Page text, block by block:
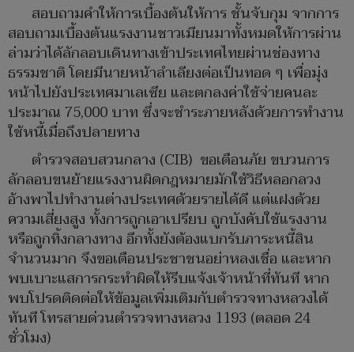
สอบถามคำให้การเบื้องต้นให้การ ชั้นจับกุม จากการ
สอบถามเบื้องต้นแรงงานชาวเมียนมาทั้งหมดให้การผ่าน
ล่ามว่าได้ลักลอบเดินทางเข้าประเทศไทยผ่านช่องทาง
ธรรมชาติ โดยมีนายหน้าลำเลียงต่อเป็นทอด ๆ เพื่อมุ่ง
หน้าไปยังประเทศมาเลเซีย และตกลงค่าใช้จ่ายคนละ
ประมาณ 75,000 บาท ซึ่งจะชำระภายหลังด้วยการทำงาน
ใช้หนี้เมื่อถึงปลายทาง
ตำรวจสอบสวนกลาง (CIB) ขอเตือนภัย ขบวนการ
ลักลอบขนย้ายแรงงานผิดกฎหมายมักใช้วิธีหลอกลวง
อ้างพาไปทำงานต่างประเทศด้วยรายได้ดี แต่แฝงด้วย
ความเสี่ยงสูง ทั้งการถูกเอาเปรียบ ถูกบังคับใช้แรงงาน
หรือถูกทิ้งกลางทาง อีกทั้งยังต้องแบกรับภาระหนี้สิน
จำนวนมาก จึงขอเตือนประชาชนอย่าหลงเชื่อ และหาก
พบเบาะแสการกระทำผิดให้รีบแจ้งเจ้าหน้าที่ทันที หาก
พบโปรดติดต่อให้ข้อมูลเพิ่มเติมกับตำรวจทางหลวงได้
ทันที โทรสายด่วนตำรวจทางหลวง 1193 (ตลอด 24
ชั่วโมง)